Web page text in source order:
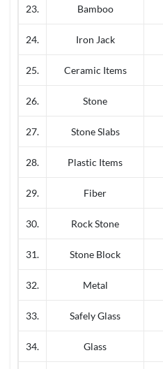
23. Bamboo
24. Iron Jack
25. Ceramic Items
26. Stone
27. Stone Slabs
28. Plastic Items
29. Fiber
30. Rock Stone
31. Stone Block
32. Metal
33. Safely Glass
34. Glass